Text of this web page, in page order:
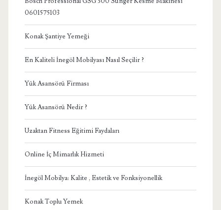
0601575103
Konak Şantiye Yemeği
En Kaliteli İnegöl Mobilyası Nasıl Seçilir ?
Yük Asansörü Firması
Yük Asansörü Nedir ?
Uzaktan Fitness Eğitimi Faydaları
Online İç Mimarlık Hizmeti
İnegöl Mobilya: Kalite , Estetik ve Fonksiyonellik
Konak Toplu Yemek